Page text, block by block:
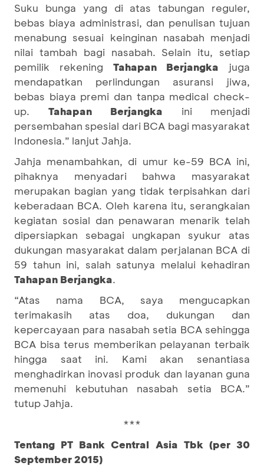
Suku bunga yang di atas tabungan reguler,
bebas biaya administrasi, dan penulisan tujuan
menabung sesuai keinginan nasabah menjadi
nilai tambah bagi nasabah. Selain itu, setiap
pemilik rekening Tahapan Berjangka juga
mendapatkan perlindungan asuransi jiwa,
bebas biaya premi dan tanpa medical check-
up. Tahapan Berjangka ini menjadi
persembahan spesial dari BCA bagi masyarakat
Indonesia.” lanjut Jahja.
Jahja menambahkan, di umur ke-59 BCA ini,
pihaknya menyadari bahwa masyarakat
merupakan bagian yang tidak terpisahkan dari
keberadaan BCA. Oleh karena itu, serangkaian
kegiatan sosial dan penawaran menarik telah
dipersiapkan sebagai ungkapan syukur atas
dukungan masyarakat dalam perjalanan BCA di
59 tahun ini, salah satunya melalui kehadiran
Tahapan Berjangka.
“Atas nama BCA, saya mengucapkan
terimakasih atas doa, dukungan dan
kepercayaan para nasabah setia BCA sehingga
BCA bisa terus memberikan pelayanan terbaik
hingga saat ini. Kami akan senantiasa
menghadirkan inovasi produk dan layanan guna
memenuhi kebutuhan nasabah setia BCA.”
tutup Jahja.
***
Tentang PT Bank Central Asia Tbk (per 30
September 2015)